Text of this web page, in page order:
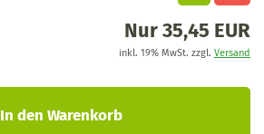
Nur 35,45 EUR
inkl. 19% MwSt. zzgl. Versand
In den Warenkorb